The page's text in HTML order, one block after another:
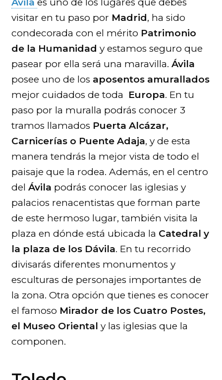
Ávilaes uno de los lugares que debes
visitar en tu paso por Madrid, ha sido
condecorada con el mérito Patrimonio
de la Humanidady estamos seguro que
pasear por ella será una maravilla.Ávila
posee uno de los aposentos amurallados
mejor cuidados de toda Europa. En tu
paso por la muralla podrás conocer 3
tramos llamados Puerta Alcázar,
Carnicerías o Puente Adaja, y de esta
manera tendrás la mejor vista de todo el
paisaje que la rodea. Además, en el centro
delÁvila podrás conocer las iglesias y
palacios renacentistas que forman parte
de este hermoso lugar, también visita la
plaza en dónde está ubicada la Catedral y
la plaza de los Dávila. En tu recorrido
divisarás diferentes monumentos y
esculturas de personajes importantes de
la zona. Otra opción que tienes es conocer
el famoso Mirador de los Cuatro Postes,
el Museo Orientaly las iglesias que la
componen.